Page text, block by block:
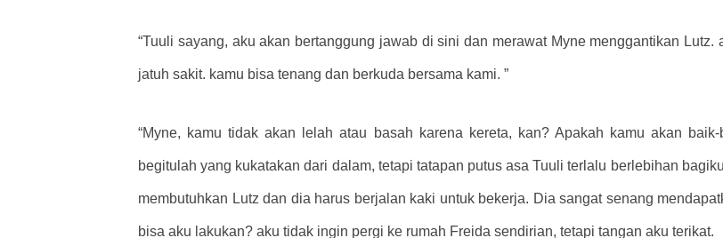
“Tuuli sayang, aku akan bertanggung jawab di sini dan merawat Myne menggantikan
jatuh sakit. kamu bisa tenang dan berkuda bersama kami. ”
“Myne, kamu tidak akan lelah atau basah karena kereta, kan? Apakah kamu akan
begitulah yang kukatakan dari dalam, tetapi tatapan putus asa Tuuli terlalu berlebihan
membutuhkan Lutz dan dia harus berjalan kaki untuk bekerja. Dia sangat senang
bisa aku lakukan? aku tidak ingin pergi ke rumah Freida sendirian, tetapi tangan aku terikat.